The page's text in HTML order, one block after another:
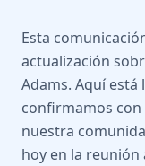
Esta
actualización
Adams. Aquí está
confirmamos
nuestra
hoy en la reunión